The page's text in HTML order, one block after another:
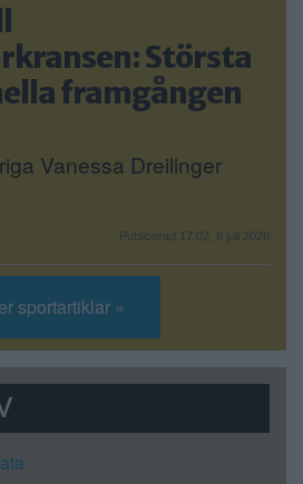
Största
framgången
Vanessa Dreilinger
Publicerad 17:02, 6 juli 2026
sportartiklar »